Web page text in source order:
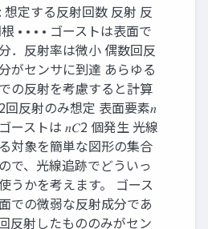
想定する反射回数 反射 反
• • • • ゴーストは表面で
．反射率は微小 偶数回反
がセンサに到達 あらゆる
の反射を考慮すると計算
反射のみ想定 表面要素𝑛
ーストは 𝑛𝐶2 個発生 光線
対象を簡単な図形の集合
で、光線追跡でどういっ
うかを考えます。 ゴース
での微弱な反射成分であ
反射したもののみがセン